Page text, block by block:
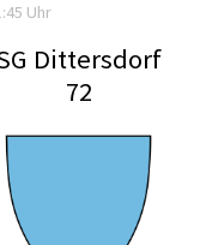
Uhr
Dittersdorf
72